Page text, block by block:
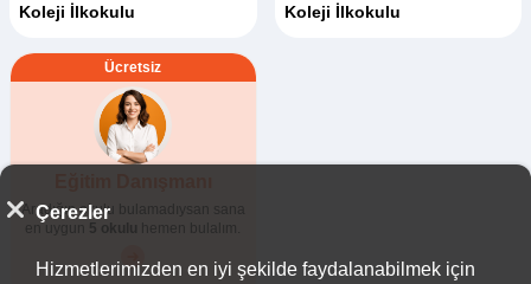
Koleji İlkokulu
Koleji İlkokulu
Ücretsiz
Aradığın okulu bulamadıysan sana
en uygun 5 okulu hemen bulalım.
Çerezler
Hizmetlerimizden en iyi şekilde faydalanabilmek için